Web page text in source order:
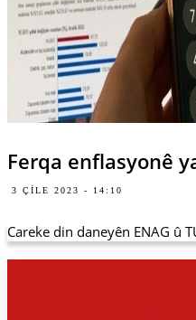
Ferqa enflasyonê
3 ÇILE 2023 - 14:10
Careke din daneyên ENAG û